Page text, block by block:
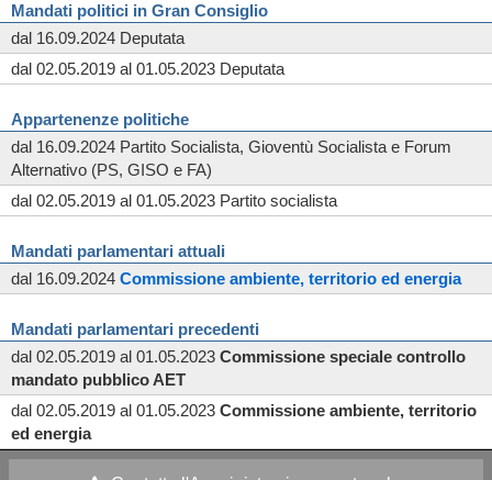
Mandati politici in Gran Consiglio
dal 16.09.2024 Deputata
dal 02.05.2019 al 01.05.2023 Deputata
Appartenenze politiche
dal 16.09.2024 Partito Socialista, Gioventù Socialista e Forum
Alternativo (PS, GISO e FA)
dal 02.05.2019 al 01.05.2023 Partito socialista
Mandati parlamentari attuali
dal 16.09.2024 Commissione ambiente, territorio ed energia
Mandati parlamentari precedenti
dal 02.05.2019 al 01.05.2023 Commissione speciale controllo
mandato pubblico AET
dal 02.05.2019 al 01.05.2023 Commissione ambiente, territorio
ed energia